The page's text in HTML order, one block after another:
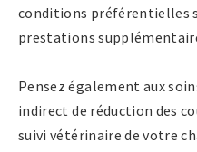
conditions préférentielles
prestations
Pensez également aux
indirect de réduction des
suivi vétérinaire de votre